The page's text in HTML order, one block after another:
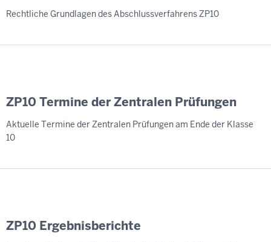
Rechtliche Grundlagen des Abschlussverfahrens ZP10
ZP10 Termine der Zentralen Prüfungen
Aktuelle Termine der Zentralen Prüfungen am Ende der Klasse
10
ZP10 Ergebnisberichte